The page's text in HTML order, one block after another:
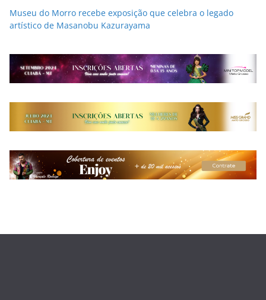
Museu do Morro recebe exposição que celebra o legado
artístico de Masanobu Kazurayama